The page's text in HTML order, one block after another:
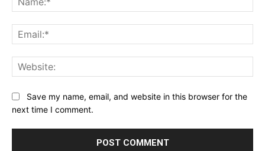
Save my name, email, and website in this browser for the
next time I comment.